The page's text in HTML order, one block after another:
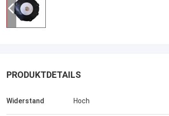
PRODUKTDETAILS
Widerstand Hoch